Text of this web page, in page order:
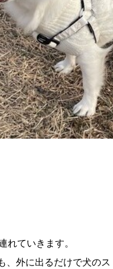
ていきます。
、外に出るだけで犬の